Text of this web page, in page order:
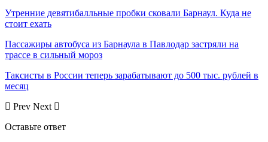
Утренние девятибалльные пробки сковали Барнаул. Куда не
стоит ехать
Пассажиры автобуса из Барнаула в Павлодар застряли на
трассе в сильный мороз
Таксисты в России теперь зарабатывают до 500 тыс. рублей в
месяц
Prev Next
Оставьте ответ